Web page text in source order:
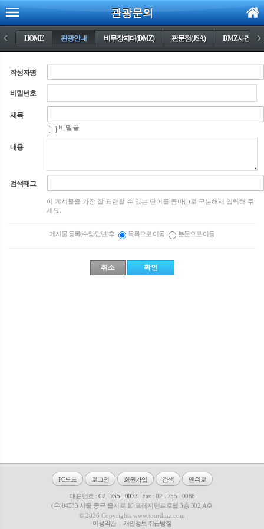
관광문의
< HOME 관광안내 비무장지대(DMZ) 판문점(JSA) DMZ사건들 >
작성자명
비밀번호
제목
비밀글
내용
검색태그
이 게시물을 가장 잘 표현할 수 있는 단어를 콤마(,)로 구분해서 입력해 주
세요.
게시물 등록(수정/답변)후 목록으로 이동 본문으로 이동
PC모드 로그인 회원가입 검색 맨위로
대표번호 : 02 - 755 - 0073
Fax : 02 - 755 - 0086
(우)04533 서울 중구 을지로 16 프레지던트호텔 3층 302 A호
© 2026 Copyrights www.tourdmz.com
이용약관
개인정보 취급방침